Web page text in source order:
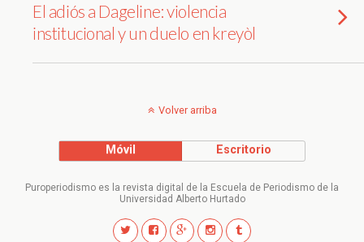
El adiós a Dageline: violencia
institucional y un duelo en kreyòl
Volver arriba
Móvil Escritorio
Puroperiodismo es la revista digital de la Escuela de Periodismo de la
Universidad Alberto Hurtado